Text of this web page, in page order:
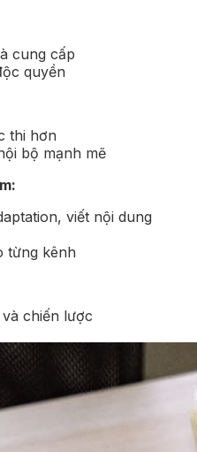
cung cấp
quyền
thi hơn
bộ mạnh mẽ
viết nội dung
từng kênh
chiến lược